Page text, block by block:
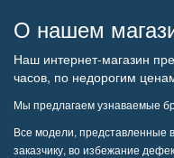
О нашем
Наш интернет-магазин
часов, по недорогим
Мы предлагаем узнаваемые
Все модели, представленные
заказчику, во избежание